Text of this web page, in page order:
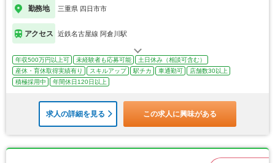
勤務地 三重県 四日市市
アクセス 近鉄名古屋線 阿倉川駅
年収500万円以上可 未経験者も応募可能
土日休み（相談可含む）
産休・育休取得実績有り
スキルアップ 駅チカ 車通勤可
店舗数30以上
積極採用中
年間休日120日以上
求人の詳細を見る この求人に興味がある